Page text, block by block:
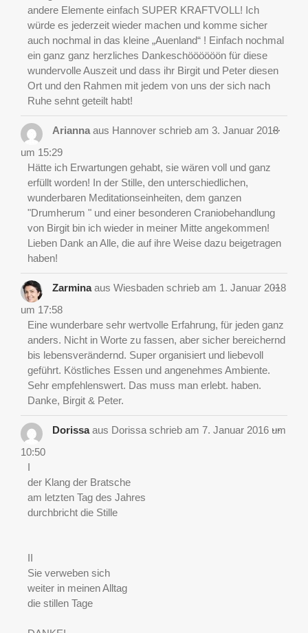
andere Elemente einfach SUPER KRAFTVOLL! Ich
würde es jederzeit wieder machen und komme sicher
auch nochmal in das kleine „Auenland“ ! Einfach nochmal
ein ganz ganz herzliches Dankeschöööööön für diese
wundervolle Auszeit und dass ihr Birgit und Peter diesen
Ort und den Rahmen mit jedem von uns der sich nach
Ruhe sehnt geteilt habt!
Arianna aus Hannover schrieb am 3. Januar 2018
um 15:29
Hätte ich Erwartungen gehabt, sie wären voll und ganz
erfüllt worden! In der Stille, den unterschiedlichen,
wunderbaren Meditationseinheiten, dem ganzen
"Drumherum " und einer besonderen Craniobehandlung
von Birgit bin ich wieder in meiner Mitte angekommen!
Lieben Dank an Alle, die auf ihre Weise dazu beigetragen
haben!
...
Zarmina aus Wiesbaden schrieb am 1. Januar 2018
um 17:58
Eine wunderbare sehr wertvolle Erfahrung, für jeden ganz
anders. Nicht in Worte zu fassen, aber sicher bereichernd
bis lebensverändernd. Super organisiert und liebevoll
geführt. Köstliches Essen und angenehmes Ambiente.
Sehr empfehlenswert. Das muss man erlebt. haben.
Danke, Birgit & Peter.
...Diese
Dorissa aus Dorissa schrieb am 7. Januar 2016 um
10:50
I
der Klang der Bratsche
am letzten Tag des Jahres
durchbricht die Stille
II
Sie verweben sich
weiter in meinen Alltag
die stillen Tage
...Diese